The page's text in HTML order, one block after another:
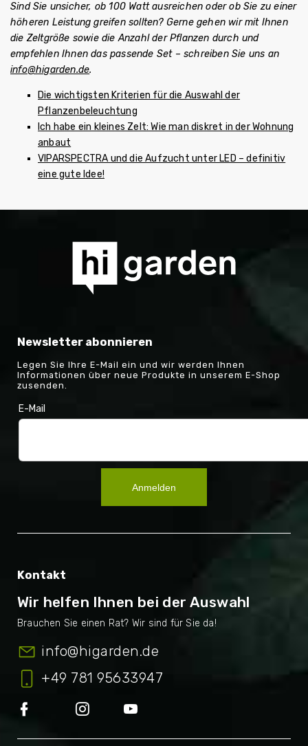
Sind Sie unsicher, ob 100 Watt ausreichen oder ob Sie zu einer
höheren Leistung greifen sollten? Gerne gehen wir mit Ihnen
die Zeltgröße sowie die Anzahl der Pflanzen durch und
empfehlen Ihnen das passende Set – schreiben Sie uns an
info@higarden.de.
Die wichtigsten Kriterien für die Auswahl der
Pflanzenbeleuchtung
Ich habe ein kleines Zelt: Wie man diskret in der Wohnung
anbaut
VIPARSPECTRA und die Aufzucht unter LED – definitiv
eine gute Idee!
Newsletter abonnieren
Legen Sie Ihre E-Mail ein und wir werden Ihnen
Informationen über neue Produkte in unserem E-Shop
zusenden.
E-Mail
Anmelden
Kontakt
Wir helfen Ihnen bei der Auswahl
info@higarden.de
+49 781 95633947